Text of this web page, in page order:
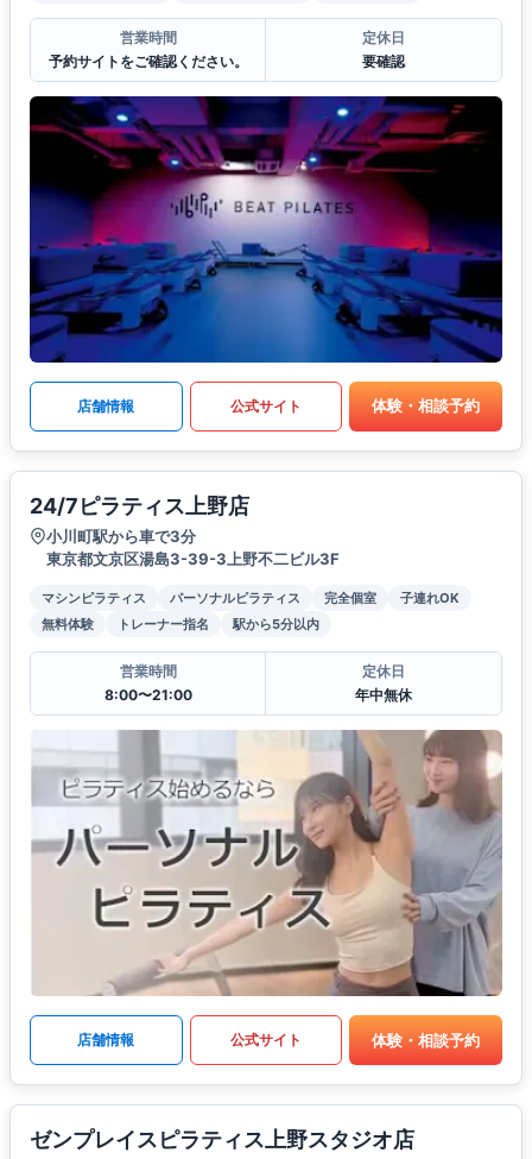
営業時間
予約サイトをご確認ください。
定休日
要確認
店舗情報 公式サイト 体験・相談予約
24/7ピラティス上野店
小川町駅から車で3分
東京都文京区湯島3-39-3上野不二ビル3F
マシンピラティス パーソナルピラティス 完全個室
子連れOK
無料体験
トレーナー指名 駅から5分以内
営業時間
8:00〜21:00
定休日
年中無休
店舗情報 公式サイト 体験・相談予約
ゼンプレイスピラティス上野スタジオ店